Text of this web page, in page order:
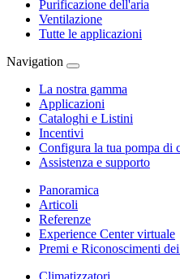
Purificazione dell'aria
Ventilazione
Tutte le applicazioni
Navigation
La nostra gamma
Applicazioni
Cataloghi e Listini
Incentivi
Configura la tua pompa di
Assistenza e supporto
Panoramica
Articoli
Referenze
Experience Center virtuale
Premi e Riconoscimenti
Climatizzatori